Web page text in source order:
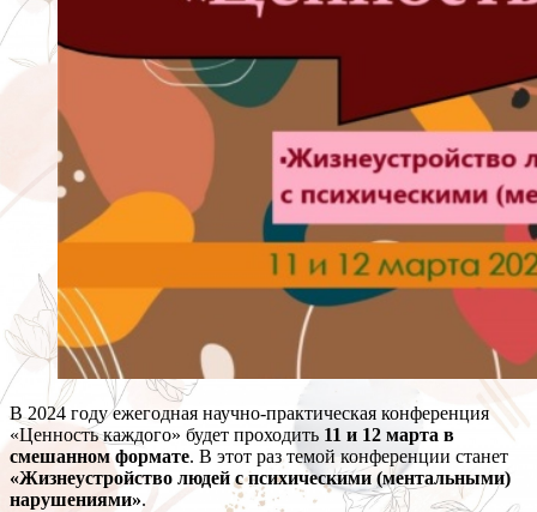
В 2024 году ежегодная научно-практическая конференция
«Ценность каждого» будет проходить 11 и 12 марта в
смешанном формате. В этот раз темой конференции станет
«Жизнеустройство людей с психическими (ментальными)
нарушениями».